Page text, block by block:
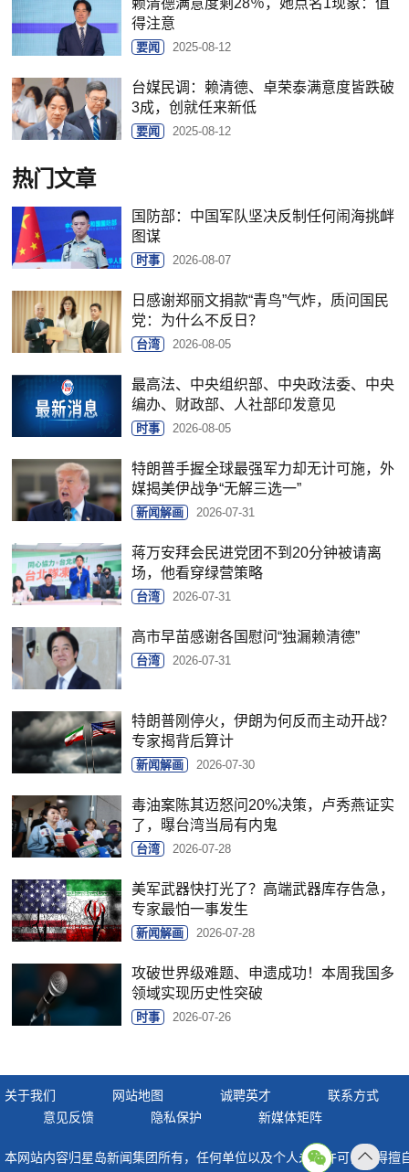
赖清德满意度剩28％，她点名1现象：值
得注意
要闻 2025-08-12
台媒民调：赖清德、卓荣泰满意度皆跌破
3成，创就任来新低
要闻 2025-08-12
热门文章
国防部：中国军队坚决反制任何闹海挑衅
图谋
时事 2026-08-07
日感谢郑丽文捐款“青鸟”气炸，质问国民
党：为什么不反日？
台湾 2026-08-05
最高法、中央组织部、中央政法委、中央
编办、财政部、人社部印发意见
时事 2026-08-05
特朗普手握全球最强军力却无计可施，外
媒揭美伊战争“无解三选一”
新闻解画 2026-07-31
蒋万安拜会民进党团不到20分钟被请离
场，他看穿绿营策略
台湾 2026-07-31
高市早苗感谢各国慰问“独漏赖清德”
台湾 2026-07-31
特朗普刚停火，伊朗为何反而主动开战？
专家揭背后算计
新闻解画 2026-07-30
毒油案陈其迈怒问20%决策，卢秀燕证实
了，曝台湾当局有内鬼
台湾 2026-07-28
美军武器快打光了？高端武器库存告急，
专家最怕一事发生
新闻解画 2026-07-28
攻破世界级难题、申遗成功！本周我国多
领域实现历史性突破
时事 2026-07-26
关于我们 网站地图 诚聘英才
联系方式
意见反馈
隐私保护 新媒体矩阵
本网站内容归星岛新闻集团所有，任何单位以及个人未经许可，不得擅